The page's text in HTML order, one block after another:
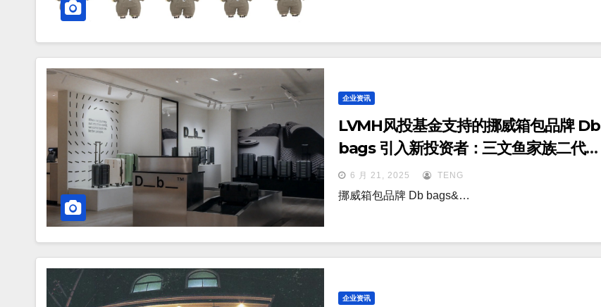
企业资讯
LVMH风投基金支持的挪威箱包品牌 Db
bags 引入新投资者：三文鱼家族二代和
本土足球明星
6 月 21, 2025 TENG
挪威箱包品牌 Db bags&…
企业资讯